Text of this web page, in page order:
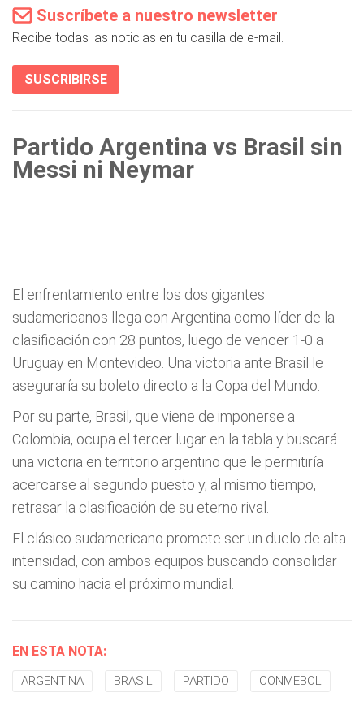
Suscríbete a nuestro newsletter
Recibe todas las noticias en tu casilla de e-mail.
SUSCRIBIRSE
Partido Argentina vs Brasil sin
Messi ni Neymar
El enfrentamiento entre los dos gigantes
sudamericanos llega con Argentina como líder de la
clasificación con 28 puntos, luego de vencer 1-0 a
Uruguay en Montevideo. Una victoria ante Brasil le
aseguraría su boleto directo a la Copa del Mundo.
Por su parte, Brasil, que viene de imponerse a
Colombia, ocupa el tercer lugar en la tabla y buscará
una victoria en territorio argentino que le permitiría
acercarse al segundo puesto y, al mismo tiempo,
retrasar la clasificación de su eterno rival.
El clásico sudamericano promete ser un duelo de alta
intensidad, con ambos equipos buscando consolidar
su camino hacia el próximo mundial.
EN ESTA NOTA:
ARGENTINA BRASIL PARTIDO CONMEBOL